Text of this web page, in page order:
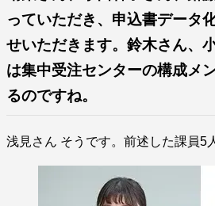
っていただき、申込書データ
せいただきます。鈴木さん、
は集中受注センターの構成メ
るのですね。
浅見さん そうです。前述した課員5